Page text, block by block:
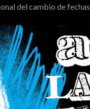
del cambio de fechas